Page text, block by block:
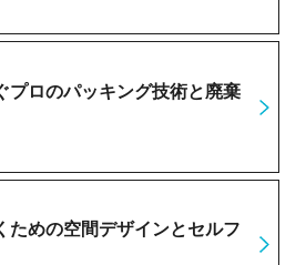
プロのパッキング技術と廃棄
ための空間デザインとセルフ